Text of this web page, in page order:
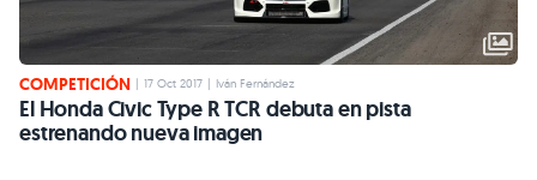
COMPETICIÓN 17 Oct 2017 Iván Fernández
El Honda Civic Type R TCR debuta en pista
estrenando nueva imagen